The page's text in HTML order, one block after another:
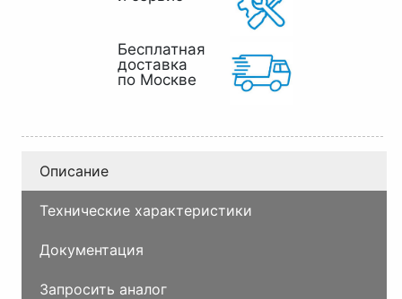
Бесплатная
доставка
по Москве
Описание
Технические характеристики
Документация
Запросить аналог